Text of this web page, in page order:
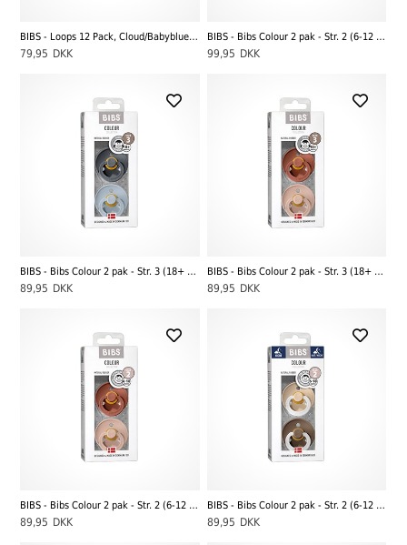
BIBS - Loops 12 Pack, Cloud/Babyblue/Petrol
79,95 DKK
BIBS - Bibs Colour 2 pak - Str. 2 (6-12 MDR), Sage NIGHT/Cloud NIGHT
99,95 DKK
BIBS - Bibs Colour 2 pak - Str. 3 (18+ MDR), Iron/Baby Blue
89,95 DKK
BIBS - Bibs Colour 2 pak - Str. 3 (18+ MDR), Woodchuck/Blush
89,95 DKK
BIBS - Bibs Colour 2 pak - Str. 2 (6-12 MDR), Woodchuck/Blush
89,95 DKK
BIBS - Bibs Colour 2 pak - Str. 2 (6-12 MDR), Vanilla NIGHT/Dark Oak NIGHT
89,95 DKK